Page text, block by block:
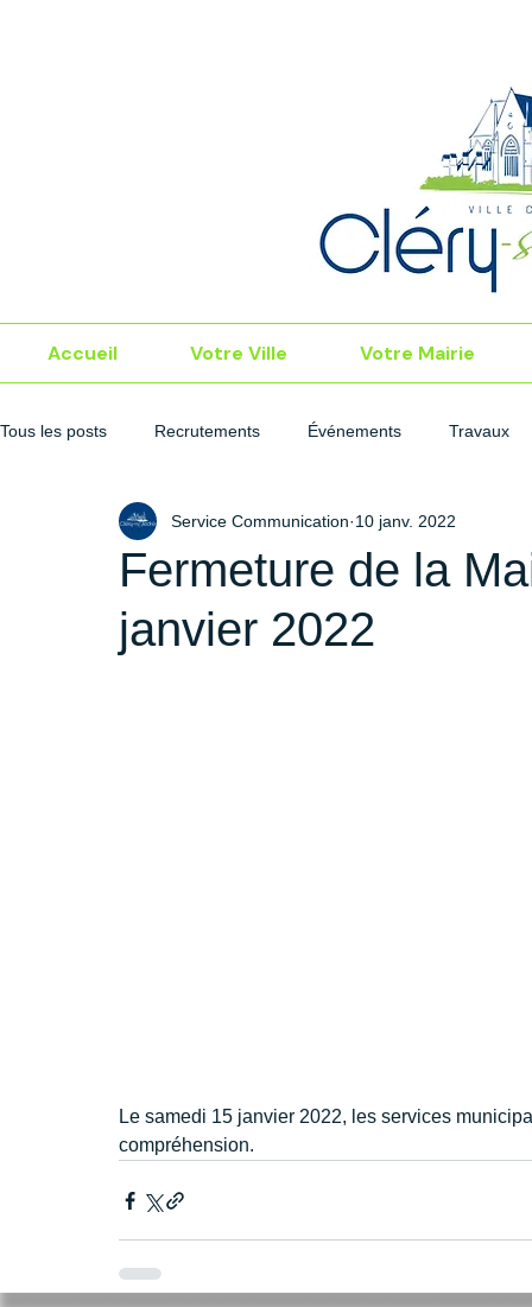
Accueil Votre Ville Votre Mairie
Tous les posts Recrutements Événements Travaux
Fermeture de la
janvier 2022
Service Communication 10 janv. 2022
Le samedi 15 janvier 2022, les services
compréhension.